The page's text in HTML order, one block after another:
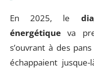
En 2025, le
énergétique va
s’ouvrant à des
échappaient jusque-